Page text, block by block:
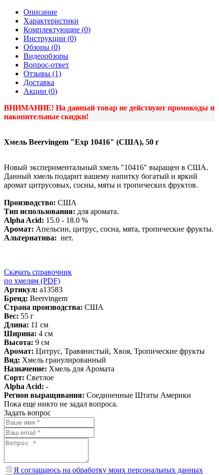
Описание
Характеристики
Комплектующие (0)
Инструкции (0)
Обзоры (0)
Видеообзоры
Вопрос-ответ
Отзывы (1)
Доставка
Акции (0)
ВНИМАНИЕ! На данный товар не действуют промокоды и
накопительные скидки!
Хмель Beervingem "Exp 10416" (США), 50 г
Новый экспериментальный хмель "10416" выращен в США.
Данный хмель подарит вашему напитку богатый и яркий
аромат цитрусовых, сосны, мяты и тропических фруктов.
Производство: США
Тип использования: для аромата.
Alpha Acid: 15.0 - 18.0 %
Аромат: Апельсин, цитрус, сосна, мята, тропические фрукты.
Альтернатива: нет.
Скачать справочник
по хмелям (PDF)
Артикул: a13583
Бренд: Beervingem
Страна производства: США
Вес: 55 г
Длина: 11 см
Ширина: 4 см
Высота: 9 см
Аромат: Цитрус, Травянистый, Хвоя, Тропические фрукты
Вид: Хмель гранулированный
Назначение: Хмель для Аромата
Сорт: Светлое
Alpha Acid: -
Регион выращивания: Соединенные Штаты Америки
Пока еще никто не задал вопроса.
Задать вопрос
Я соглашаюсь на обработку моих персональных данных